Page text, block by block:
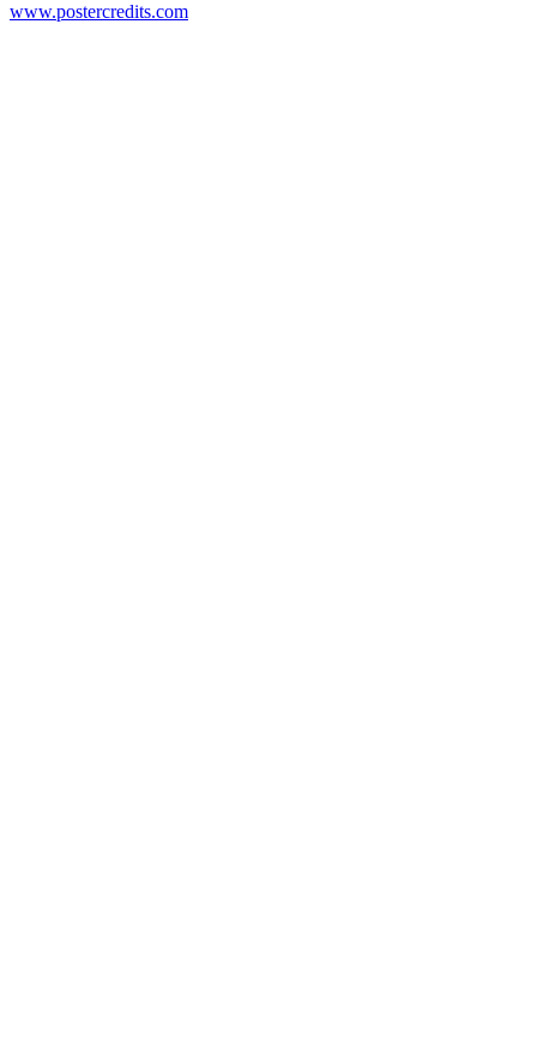
www.postercredits.com